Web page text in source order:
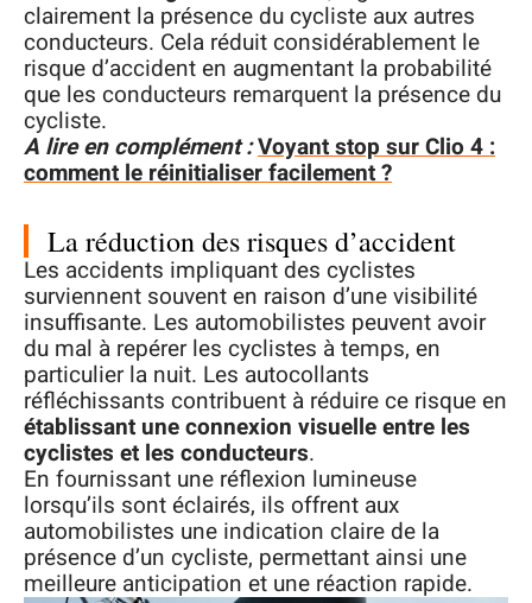
clairement la présence du cycliste aux autres
conducteurs. Cela réduit considérablement le
risque d’accident en augmentant la probabilité
que les conducteurs remarquent la présence du
cycliste.
A lire en complément :Voyant stop sur Clio 4 :
comment le réinitialiser facilement ?
La réduction des risques d’accident
Les accidents impliquant des cyclistes
surviennent souvent en raison d’une visibilité
insuffisante. Les automobilistes peuvent avoir
du mal à repérer les cyclistes à temps, en
particulier la nuit. Les autocollants
réfléchissants contribuent à réduire ce risque en
établissant une connexion visuelle entre les
cyclistes et les conducteurs.
En fournissant une réflexion lumineuse
lorsqu’ils sont éclairés, ils offrent aux
automobilistes une indication claire de la
présence d’un cycliste, permettant ainsi une
meilleure anticipation et une réaction rapide.